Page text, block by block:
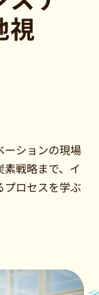
視
ーションの現場
戦略まで、イ
プロセスを学ぶ